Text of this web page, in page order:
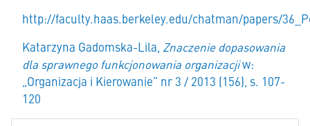
http://faculty.haas.berkeley.edu/chatman/papers/
Katarzyna Gadomska-Lila, Znaczenie dopasowania
dla sprawnego funkcjonowania organizacjiw:
„Organizacja i Kierowanie” nr 3 / 2013 (156), s. 107-
120